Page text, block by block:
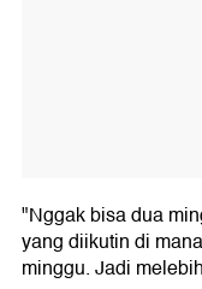
"Nggak bisa dua
yang diikutin di
minggu. Jadi